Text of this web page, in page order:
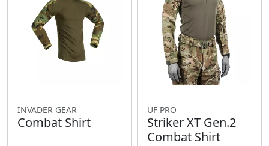
INVADER GEAR
Combat Shirt
UF PRO
Striker XT Gen.2
Combat Shirt